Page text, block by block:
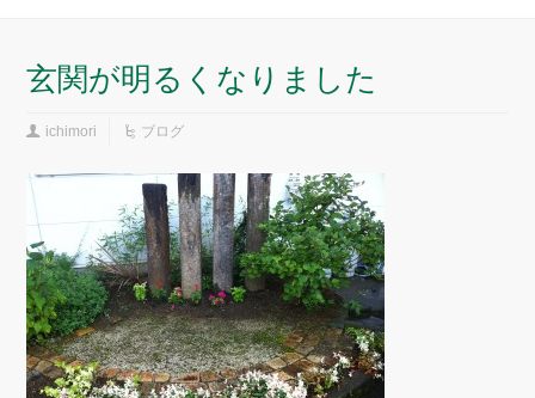
玄関が明るくなりました
ichimori ブログ